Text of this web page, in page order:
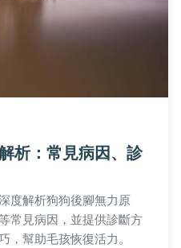
析：常見病因、診
度解析狗狗後腳無力原
常見病因，並提供診斷方
，幫助毛孩恢復活力。